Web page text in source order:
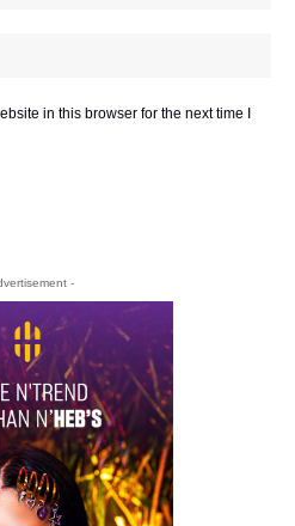
in this browser for the next time I
-